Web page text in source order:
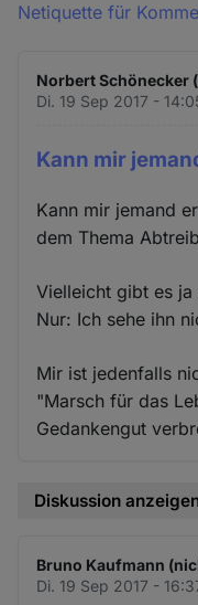
Netiquette für
Norbert Schönecker
Di. 19 Sep 2017 -
Kann mir
Kann mir jemand
dem Thema
Vielleicht gibt es ja
Nur: Ich sehe ihn
Mir ist jedenfalls
"Marsch für das
Gedankengut
Diskussion
Bruno Kaufmann
Di. 19 Sep 2017 -